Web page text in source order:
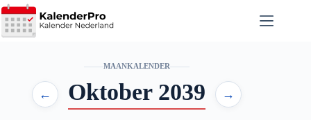
Ga
naar
de
MAANKALENDER
← Oktober 2039 →